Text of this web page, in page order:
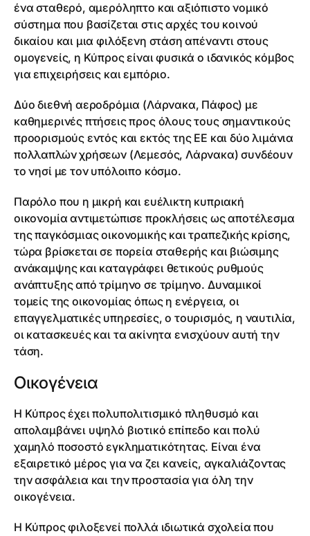
ένα σταθερό, αμερόληπτο και αξιόπιστο νομικό
σύστημα που βασίζεται στις αρχές του κοινού
δικαίου και μια φιλόξενη στάση απέναντι στους
ομογενείς, η Κύπρος είναι φυσικά ο ιδανικός κόμβος
για επιχειρήσεις και εμπόριο.
Δύο διεθνή αεροδρόμια (Λάρνακα, Πάφος) με
καθημερινές πτήσεις προς όλους τους σημαντικούς
προορισμούς εντός και εκτός της ΕΕ και δύο λιμάνια
πολλαπλών χρήσεων (Λεμεσός, Λάρνακα) συνδέουν
το νησί με τον υπόλοιπο κόσμο.
Παρόλο που η μικρή και ευέλικτη κυπριακή
οικονομία αντιμετώπισε προκλήσεις ως αποτέλεσμα
της παγκόσμιας οικονομικής και τραπεζικής κρίσης,
τώρα βρίσκεται σε πορεία σταθερής και βιώσιμης
ανάκαμψης και καταγράφει θετικούς ρυθμούς
ανάπτυξης από τρίμηνο σε τρίμηνο. Δυναμικοί
τομείς της οικονομίας όπως η ενέργεια, οι
επαγγελματικές υπηρεσίες, ο τουρισμός, η ναυτιλία,
οι κατασκευές και τα ακίνητα ενισχύουν αυτή την
τάση.
Οικογένεια
Η Κύπρος έχει πολυπολιτισμικό πληθυσμό και
απολαμβάνει υψηλό βιοτικό επίπεδο και πολύ
χαμηλό ποσοστό εγκληματικότητας. Είναι ένα
εξαιρετικό μέρος για να ζει κανείς, αγκαλιάζοντας
την ασφάλεια και την προστασία για όλη την
οικογένεια.
Η Κύπρος φιλοξενεί πολλά ιδιωτικά σχολεία που